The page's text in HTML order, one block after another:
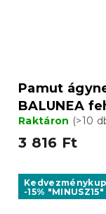
Pamut
BALUNEA
Raktáron (>10
3 816 Ft
-15% "MINUSZ15"